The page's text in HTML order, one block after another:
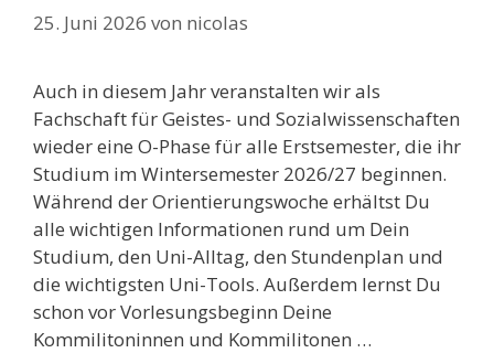
25. Juni 2026 von nicolas
Auch in diesem Jahr veranstalten wir als
Fachschaft für Geistes- und Sozialwissenschaften
wieder eine O-Phase für alle Erstsemester, die ihr
Studium im Wintersemester 2026/27 beginnen.
Während der Orientierungswoche erhältst Du
alle wichtigen Informationen rund um Dein
Studium, den Uni-Alltag, den Stundenplan und
die wichtigsten Uni-Tools. Außerdem lernst Du
schon vor Vorlesungsbeginn Deine
Kommilitoninnen und Kommilitonen …